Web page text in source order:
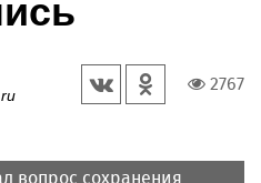
2767
вопрос сохранения